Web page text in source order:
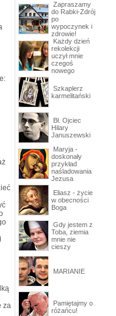
za
Zapraszamy
do Rabki-Zdrój
po
wypoczynek i
zdrowie!
Każdy dzień
rekolekcji
uczył mnie
czegoś
nowego
Szkaplerz
karmelitański
Bł. Ojciec
Hilary
Januszewski
Maryja -
doskonały
przykład
naśladowania
Jezusa
Eliasz - życie
w obecności
Boga
Gdy jestem z
Toba, ziemia
mnie nie
cieszy
MARIANIE
Pamiętajmy o
różańcu!